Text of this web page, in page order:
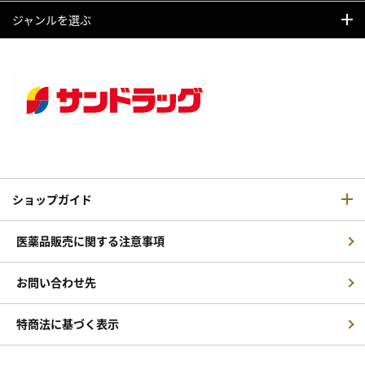
ジャンルを選ぶ
ショップガイド
医薬品販売に関する注意事項
お問い合わせ先
特商法に基づく表示